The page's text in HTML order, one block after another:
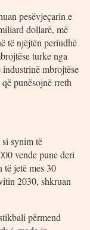
pesëvjeçarin e
dollarë, më
të njëjtën periudhë
turke nga
industrinë mbrojtëse
punësojnë rreth
si synim të
vende pune deri
të jetë mes 30
2030, shkruan
përmend